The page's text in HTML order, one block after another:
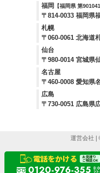
電話をかける お見積り
ご相談OK
0120-976-355
福岡
【福岡県 第
〒814-0033 福岡県
札幌
〒060-0061 北海道
仙台
〒980-0014 宮城県
名古屋
〒460-0008 愛知県
広島
〒730-0051 広島県
運営会社 |